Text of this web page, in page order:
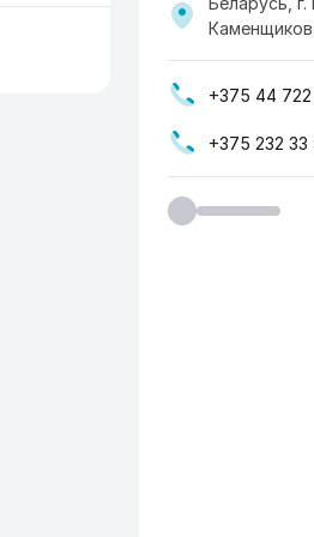
+375 44 722
+375 232 33